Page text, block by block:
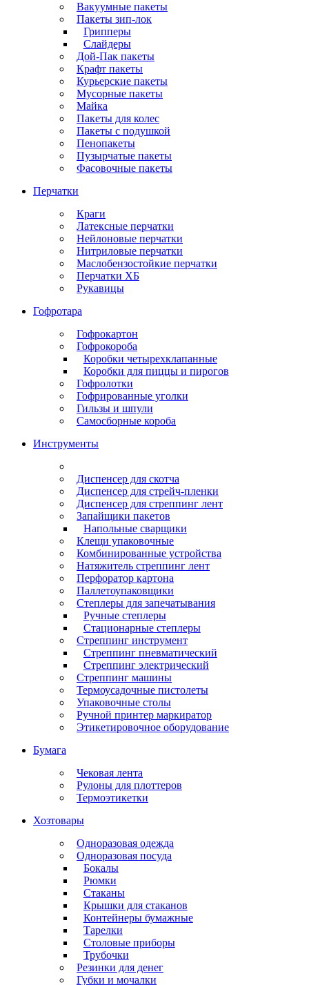
Вакуумные пакеты
Пакеты зип-лок
Грипперы
Слайдеры
Дой-Пак пакеты
Крафт пакеты
Курьерские пакеты
Мусорные пакеты
Майка
Пакеты для колес
Пакеты с подушкой
Пенопакеты
Пузырчатые пакеты
Фасовочные пакеты
Перчатки
Краги
Латексные перчатки
Нейлоновые перчатки
Нитриловые перчатки
Маслобензостойкие перчатки
Перчатки ХБ
Рукавицы
Гофротара
Гофрокартон
Гофрокороба
Коробки четырехклапанные
Коробки для пиццы и пирогов
Гофролотки
Гофрированные уголки
Гильзы и шпули
Самосборные короба
Инструменты
Диспенсер для скотча
Диспенсер для стрейч-пленки
Диспенсер для стреппинг лент
Запайщики пакетов
Напольные сварщики
Клещи упаковочные
Комбинированные устройства
Натяжитель стреппинг лент
Перфоратор картона
Паллетоупаковщики
Степлеры для запечатывания
Ручные степлеры
Стационарные степлеры
Стреппинг инструмент
Стреппинг пневматический
Стреппинг электрический
Стреппинг машины
Термоусадочные пистолеты
Упаковочные столы
Ручной принтер маркиратор
Этикетировочное оборудование
Бумага
Чековая лента
Рулоны для плоттеров
Термоэтикетки
Хозтовары
Одноразовая одежда
Одноразовая посуда
Бокалы
Рюмки
Стаканы
Крышки для стаканов
Контейнеры бумажные
Тарелки
Столовые приборы
Трубочки
Резинки для денег
Губки и мочалки